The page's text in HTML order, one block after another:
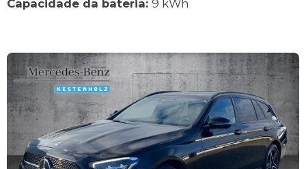
Capacidade da bateria: 9 kWh